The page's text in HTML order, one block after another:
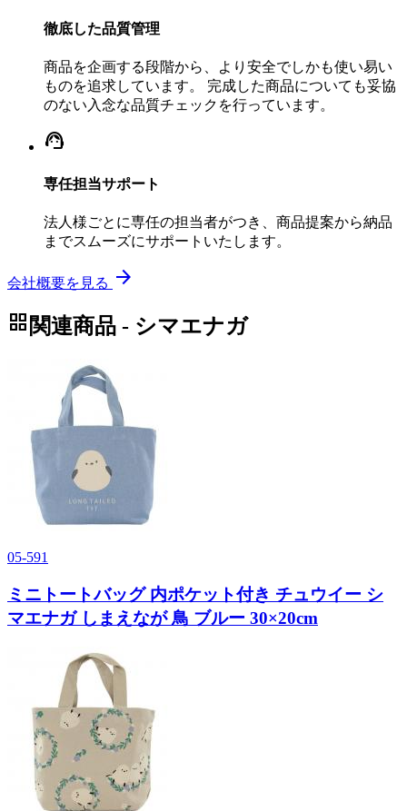
徹底した品質管理
商品を企画する段階から、より安全でしかも使い易い
ものを追求しています。 完成した商品についても妥協
のない入念な品質チェックを行っています。
support_agent
専任担当サポート
法人様ごとに専任の担当者がつき、商品提案から納品
までスムーズにサポートいたします。
会社概要を見る arrow_forward
grid_view 関連商品 - シマエナガ
05-591
ミニトートバッグ 内ポケット付き チュウイー シ
マエナガ しまえなが 鳥 ブルー 30×20cm